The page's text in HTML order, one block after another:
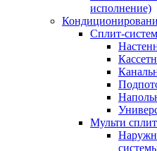
исполнение)
Сплит-
Мульти